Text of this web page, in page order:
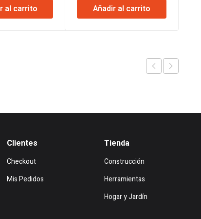
actual
es:
al carrito
original
era:
actual
es:
Añadir al carrito
Clientes
Checkout
Mis Pedidos
Tienda
Construcción
Herramientas
Hogar y Jardín